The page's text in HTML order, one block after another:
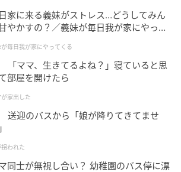
このシリーズに合わせて自分でペイ
。
家に来る義妹がストレス…どうしてみん
やかすの？／義妹が毎日我が家にやって
が毎日我が家にやってくる
「ママ、生きてるよね？」寝ていると思
部屋を開けたら
が家出した
送迎のバスから「娘が降りてきてませ
われた
同士が無視し合い？ 幼稚園のバス停に漂